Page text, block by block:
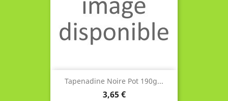
Tapenadine Noire Pot 190g...
Prix
3,65 €